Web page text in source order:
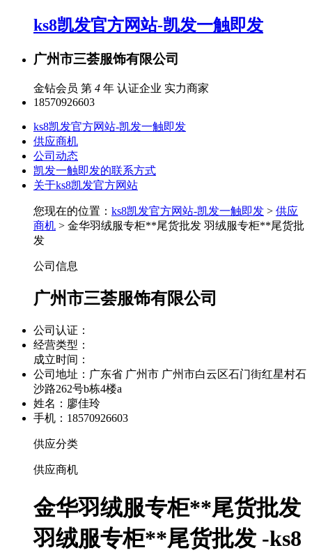
ks8凯发官方网站-凯发一触即发
广州市三荟服饰有限公司
金钻会员 第 4 年 认证企业 实力商家
18570926603
ks8凯发官方网站-凯发一触即发
供应商机
公司动态
凯发一触即发的联系方式
关于ks8凯发官方网站
您现在的位置： ks8凯发官方网站-凯发一触即发 > 供应
商机 > 金华羽绒服专柜**尾货批发 羽绒服专柜**尾货批
发
公司信息
广州市三荟服饰有限公司
公司认证：
经营类型：
成立时间：
公司地址： 广东省 广州市 广州市白云区石门街红星村石
沙路262号b栋4楼a
姓名：廖佳玲
手机：18570926603
供应分类
供应商机
金华羽绒服专柜**尾货批发
羽绒服专柜**尾货批发 -ks8